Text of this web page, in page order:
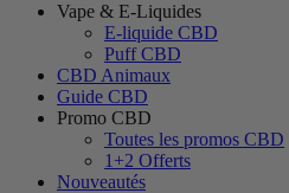
Vape & E-Liquides
E-liquide CBD
Puff CBD
CBD Animaux
Guide CBD
Promo CBD
Toutes les promos CBD
1+2 Offerts
Nouveautés